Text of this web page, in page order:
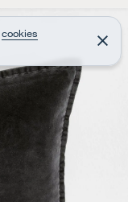
cookies
C
e
r